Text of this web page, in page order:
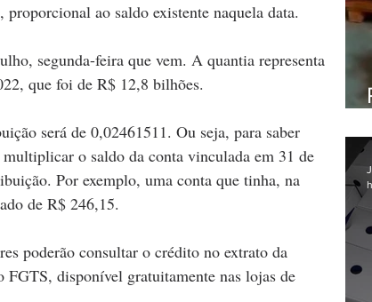
ao saldo existente naquela data.
segunda-feira que vem. A quantia representa
que foi de R$ 12,8 bilhões.
será de 0,02461511. Ou seja, para saber
o saldo da conta vinculada em 31 de
Por exemplo, uma conta que tinha, na
de R$ 246,15.
poderão consultar o crédito no extrato da
disponível gratuitamente nas lojas de